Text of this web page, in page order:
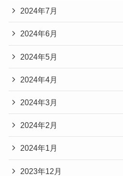
2024年7月
2024年6月
2024年5月
2024年4月
2024年3月
2024年2月
2024年1月
2023年12月